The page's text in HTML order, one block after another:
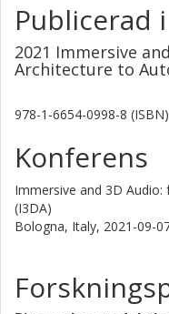
Publicerad i
2021 Immersive
Architecture to
978-1-6654-0998-8 (ISBN)
Konferens
Immersive and 3D
(I3DA)
Bologna, Italy, 2021-09-